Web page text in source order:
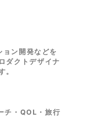
ン開発などを
ダクトデザイナ
。
チ・QOL・旅行